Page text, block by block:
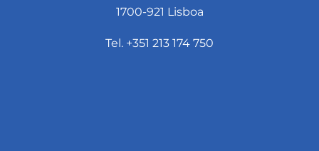
1700-921 Lisboa
Tel. +351 213 174 750